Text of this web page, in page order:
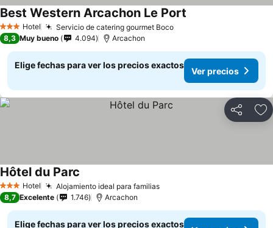
3 Estrellas
Hotel Servicio de catering gourmet Boco
Best Western Arcachon Le Port
8,3 Muy bueno 4.094 Arcachon
Elige fechas para ver los precios exactos
Ver precios
Compartir
3 Estrellas
Hotel Alojamiento ideal para familias
Hôtel du Parc
8,7 Excelente 1.746 Arcachon
Elige fechas para ver los precios exactos